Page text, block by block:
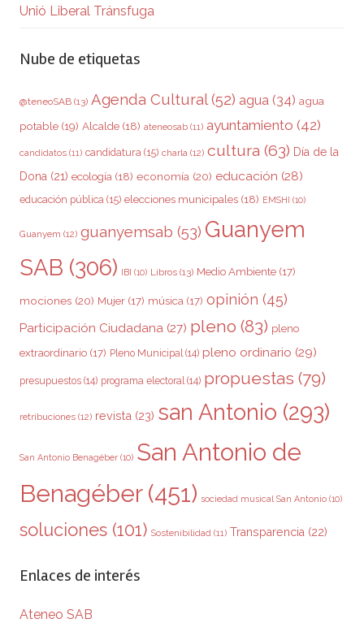
Unió Liberal Tránsfuga
Nube de etiquetas
@teneoSAB (13) Agenda Cultural(52) agua (34) agua
potable (19) Alcalde (18) ateneosab (11) ayuntamiento (42)
candidatos (11) candidatura (15) charla (12) cultura (63) Día de la
Dona (21) ecología (18) economía (20) educación (28)
educación pública (15) elecciones municipales (18) EMSHI (10)
Guanyem (12) guanyemsab (53) Guanyem
SAB (306) IBI (10) Libros (13) Medio Ambiente (17)
mociones (20) Mujer (17) música (17) opinión (45)
Participación Ciudadana (27) pleno (83) pleno
extraordinario (17) Pleno Municipal (14) pleno ordinario (29)
presupuestos (14) programa electoral (14) propuestas (79)
retribuciones (12) revista (23) san Antonio (293)
San Antonio Benagéber (10) San Antonio de
Benagéber(451) sociedad musical San Antonio (10)
soluciones (101) Sostenibilidad (11) Transparencia (22)
Enlaces de interés
Ateneo SAB